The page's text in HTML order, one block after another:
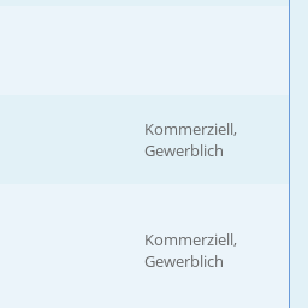
Kommerziell,
Gewerblich
Kommerziell,
Gewerblich